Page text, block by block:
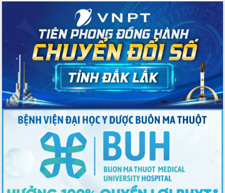
Du lịch Đắk Lắk nâng tầm trải nghiệm
du khách thông qua Hệ thống cơ sở dữ
liệu và Bản đồ số
Tập huấn ứng dụng trí tuệ nhân tạo (AI)
trong thương mại điện tử năm 2026
Đoàn đại biểu Quốc hội tỉnh Đắk Lắk
trao đổi thông tin trước Kỳ họp thứ
nhất, Quốc hội khóa XVI
Quyết liệt cải cách hành chính, khơi
thông nguồn lực phát triển
Nâng cao hiệu lực, hiệu quả HĐND
tỉnh thông qua hiện đại hóa hành chính
Xã Ea Phê gắn cải cách hành chính với
chuyển đổi số
Phó Chủ tịch Thường trực UBND tỉnh
Hồ Thị Nguyên Thảo làm việc tại Trung